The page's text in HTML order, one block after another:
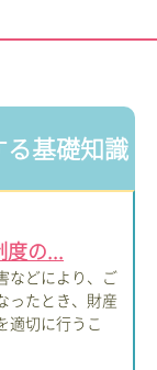
基礎知識
度の...
などにより、ご
ったとき、財産
適切に行うこ